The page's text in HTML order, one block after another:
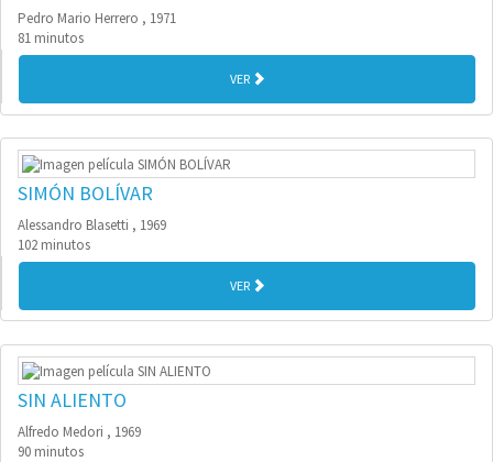
Pedro Mario Herrero , 1971
81 minutos
VER
SIMÓN BOLÍVAR
Alessandro Blasetti , 1969
102 minutos
VER
SIN ALIENTO
Alfredo Medori , 1969
90 minutos